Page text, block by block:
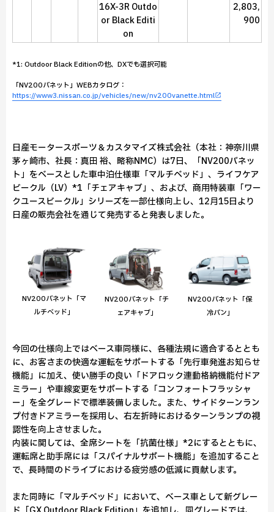
16X-3R Outdo
or Black Editi
on
2,803,
900
*1: Outdoor Black Editionの他、DXでも選択可能
「NV200バネット」WEBカタログ：
https://www3.nissan.co.jp/vehicles/new/nv200vanette.html
日産モータースポーツ＆カスタマイズ株式会社（本社：神奈川県
茅ヶ崎市、社長：真田 裕、略称NMC）は7日、「NV200バネッ
ト」をベースとした車中泊仕様車「マルチベッド」、ライフケア
ビークル（LV）*1「チェアキャブ」、および、商用特装車「ワー
クユースビークル」シリーズを一部仕様向上し、12月15日より
日産の販売会社を通じて発売すると発表しました。
NV200バネット「マ
ルチベッド」
NV200バネット「チ
ェアキャブ」
NV200バネット「保
冷バン」
今回の仕様向上ではベース車同様に、各種法規に適合するととも
に、お客さまの快適な運転をサポートする「先行車発進お知らせ
機能」に加え、使い勝手の良い「ドアロック連動格納機能付ドア
ミラー」や車線変更をサポートする「コンフォートフラッシャ
ー」を全グレードで標準装備しました。また、サイドターンラン
プ付きドアミラーを採用し、右左折時におけるターンランプの視
認性を向上させました。
内装に関しては、全席シートを「抗菌仕様」*2にするとともに、
運転席と助手席には「スパイナルサポート機能」を追加すること
で、長時間のドライブにおける疲労感の低減に貢献します。
また同時に「マルチベッド」において、ベース車として新グレー